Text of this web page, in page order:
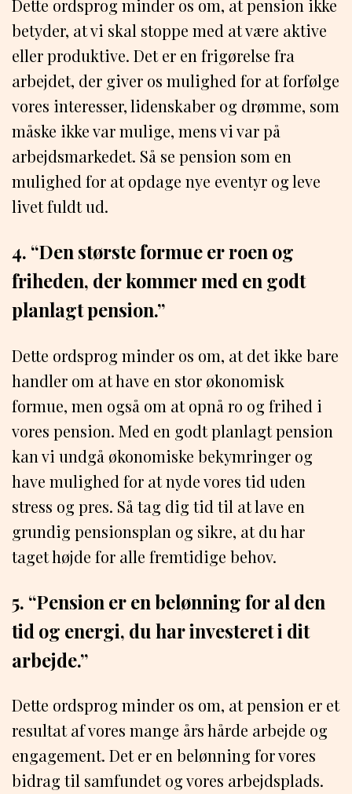
Dette ordsprog minder os om, at pension ikke
betyder, at vi skal stoppe med at være aktive
eller produktive. Det er en frigørelse fra
arbejdet, der giver os mulighed for at forfølge
vores interesser, lidenskaber og drømme, som
måske ikke var mulige, mens vi var på
arbejdsmarkedet. Så se pension som en
mulighed for at opdage nye eventyr og leve
livet fuldt ud.
4. “Den største formue er roen og
friheden, der kommer med en godt
planlagt pension.”
Dette ordsprog minder os om, at det ikke bare
handler om at have en stor økonomisk
formue, men også om at opnå ro og frihed i
vores pension. Med en godt planlagt pension
kan vi undgå økonomiske bekymringer og
have mulighed for at nyde vores tid uden
stress og pres. Så tag dig tid til at lave en
grundig pensionsplan og sikre, at du har
taget højde for alle fremtidige behov.
5. “Pension er en belønning for al den
tid og energi, du har investeret i dit
arbejde.”
Dette ordsprog minder os om, at pension er et
resultat af vores mange års hårde arbejde og
engagement. Det er en belønning for vores
bidrag til samfundet og vores arbejdsplads.